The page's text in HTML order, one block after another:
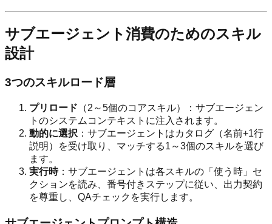
サブエージェント消費のためのスキル
設計
3つのスキルロード層
プリロード （2～5個のコアスキル）：サブエージェン
トのシステムコンテキストに注入されます。
動的に選択 ：サブエージェントはカタログ（名前+1行
説明）を受け取り、マッチする1～3個のスキルを選び
ます。
実行時：サブエージェントは各スキルの「使う時」セ
クションを読み、番号付きステップに従い、出力契約
を尊重し、QAチェックを実行します。